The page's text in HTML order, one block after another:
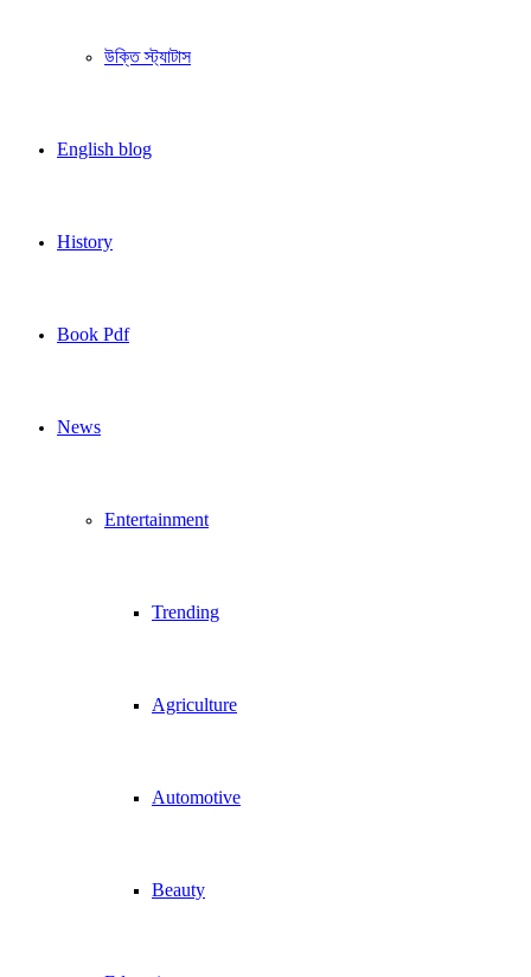
উক্তি স্ট্যাটাস
English blog
History
Book Pdf
News
Entertainment
Trending
Agriculture
Automotive
Beauty